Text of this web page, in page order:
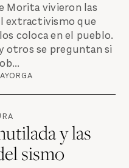
Morita vivieron las
extractivismo que
coloca en el pueblo.
otros se preguntan si
y las
sismo